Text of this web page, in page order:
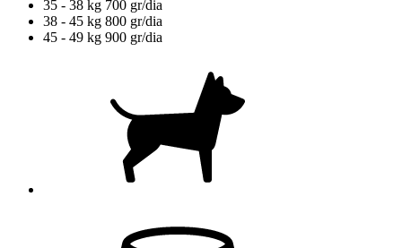
35 - 38 kg 700 gr/dia
38 - 45 kg 800 gr/dia
45 - 49 kg 900 gr/dia